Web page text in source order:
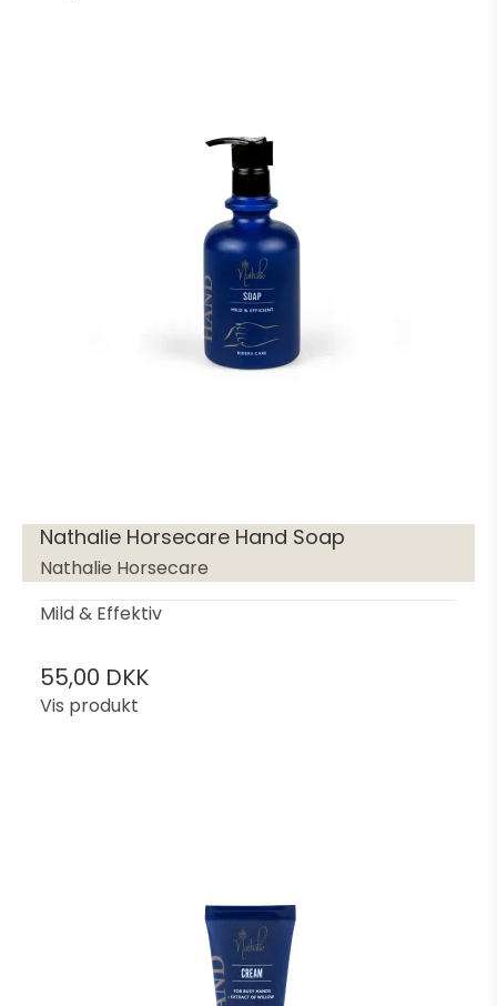
Nathalie Horsecare Hand Soap
Nathalie Horsecare
Mild & Effektiv
55,00 DKK
Vis produkt